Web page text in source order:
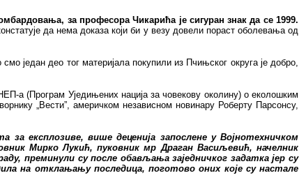
за професора Чикарића је сигуран знак да се 1999.
да нема доказа који би у везу довели пораст оболевања од
један део тог материјала покупили из Пчињског округа је добро,
а (Програм Уједињених нација за човекову околину) о еколошким
„Вести”, америчком независном новинару Роберту Парсонсу,
за експлозиве, више деценија запослене у Војнотехничком
Мирко Лукић, пуковник мр Драган Васиљевић, начелник
преминули су после обављања заједничког задатка јер су
на отклањању последица, поготово оних које су настале